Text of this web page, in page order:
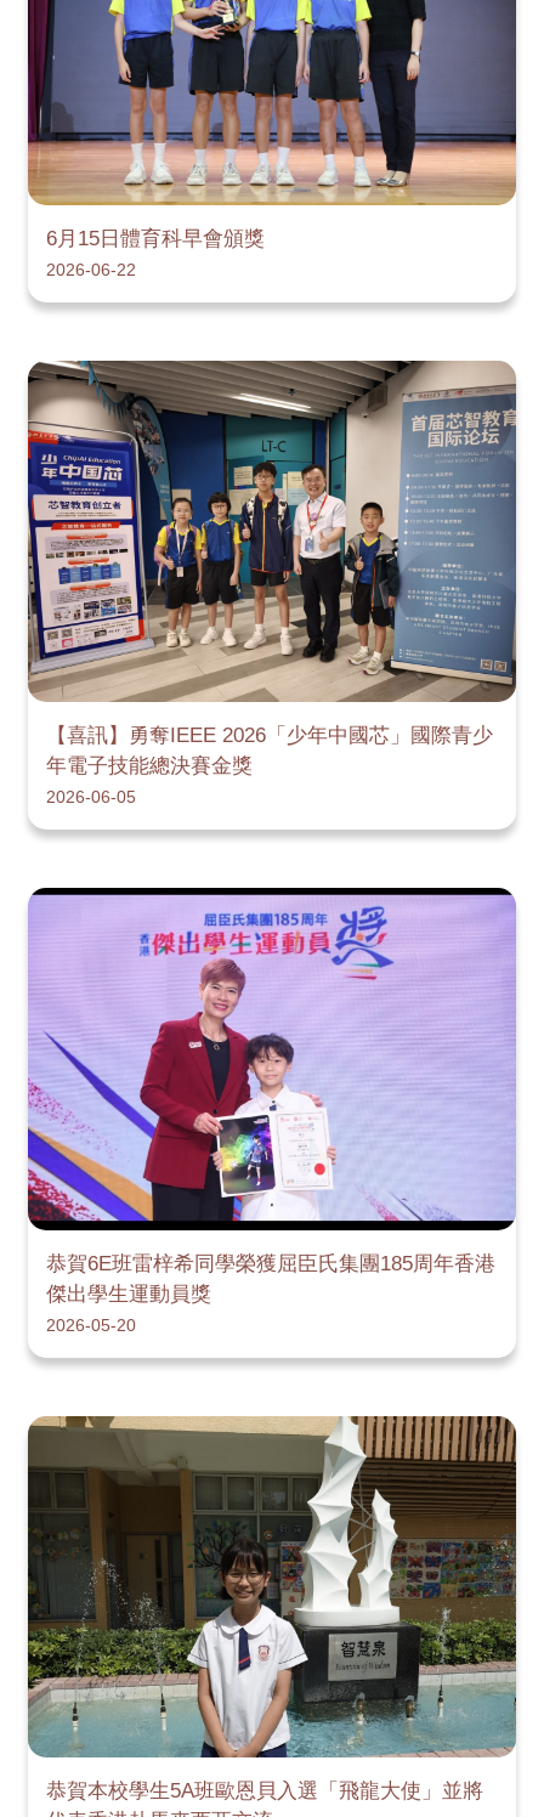
6月15日體育科早會頒獎
2026-06-22
【喜訊】勇奪IEEE 2026「少年中國芯」國際青少
年電子技能總決賽金獎
2026-06-05
恭賀6E班雷梓希同學榮獲屈臣氏集團185周年香港
傑出學生運動員獎
2026-05-20
恭賀本校學生5A班歐恩貝入選「飛龍大使」並將